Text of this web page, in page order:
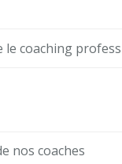
le coaching
nos coaches